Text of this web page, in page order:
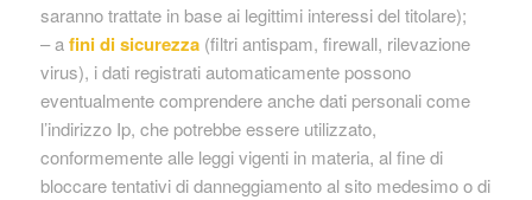
saranno trattate in base ai legittimi interessi del titolare);
– afini di sicurezza(filtri antispam, firewall, rilevazione
virus), i dati registrati automaticamente possono
eventualmente comprendere anche dati personali come
l’indirizzo Ip, che potrebbe essere utilizzato,
conformemente alle leggi vigenti in materia, al fine di
bloccare tentativi di danneggiamento al sito medesimo o di